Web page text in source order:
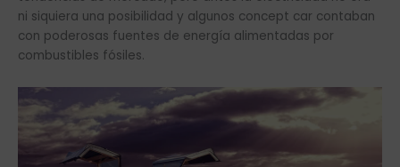
ni siquiera una posibilidad y algunos concept car contaban
con poderosas fuentes de energía alimentadas por
combustibles fósiles.